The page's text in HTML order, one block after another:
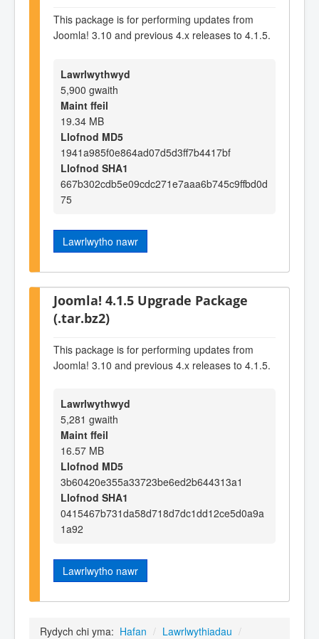
This package is for performing updates from
Joomla! 3.10 and previous 4.x releases to 4.1.5.
Lawrlwythwyd
5,900 gwaith
Maint ffeil
19.34 MB
Llofnod MD5
1941a985f0e864ad07d5d3ff7b4417bf
Llofnod SHA1
667b302cdb5e09cdc271e7aaa6b745c9ffbd0d
75
Lawrlwytho nawr
Joomla! 4.1.5 Upgrade Package
(.tar.bz2)
This package is for performing updates from
Joomla! 3.10 and previous 4.x releases to 4.1.5.
Lawrlwythwyd
5,281 gwaith
Maint ffeil
16.57 MB
Llofnod MD5
3b60420e355a33723be6ed2b644313a1
Llofnod SHA1
0415467b731da58d718d7dc1dd12ce5d0a9a
1a92
Lawrlwytho nawr
Rydych chi yma: Hafan / Lawrlwythiadau /